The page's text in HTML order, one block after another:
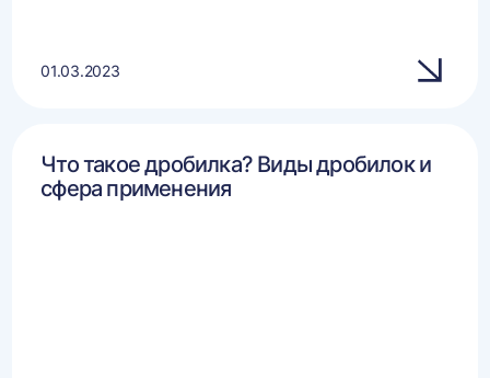
01.03.2023
Что такое дробилка? Виды дробилок и
сфера применения